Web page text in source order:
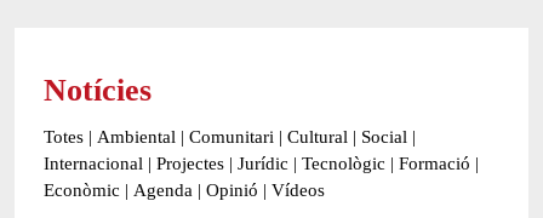
Notícies
Totes | Ambiental | Comunitari | Cultural | Social |
Internacional | Projectes | Jurídic | Tecnològic | Formació |
Econòmic | Agenda | Opinió | Vídeos